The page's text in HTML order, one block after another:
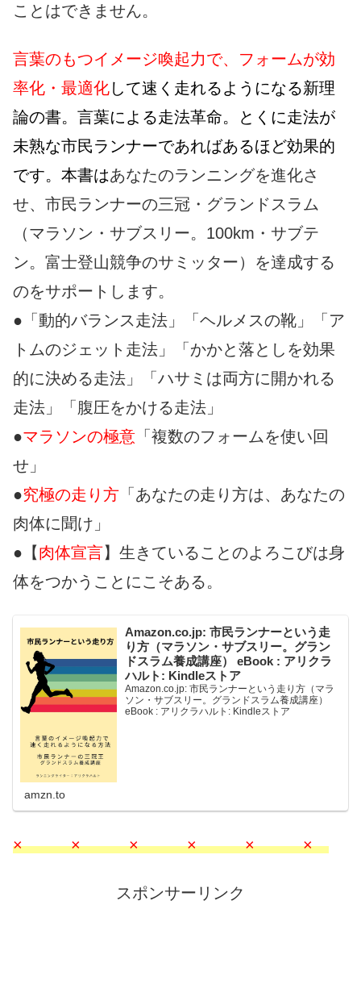
ことはできません。
言葉のもつイメージ喚起力で、フォームが効
率化・最適化して速く走れるようになる新理
論の書。言葉による走法革命。とくに走法が
未熟な市民ランナーであればあるほど効果的
です。本書はあなたのランニングを進化さ
せ、市民ランナーの三冠・グランドスラム
（マラソン・サブスリー。100km・サブテ
ン。富士登山競争のサミッター）を達成する
のをサポートします。
●「動的バランス走法」「ヘルメスの靴」「ア
トムのジェット走法」「かかと落としを効果
的に決める走法」「ハサミは両方に開かれる
走法」「腹圧をかける走法」
●マラソンの極意 「複数のフォームを使い回
せ」
●究極の走り方 「あなたの走り方は、あなたの
肉体に聞け」
●【肉体宣言】生きていることのよろこびは身
体をつかうことにこそある。
Amazon.co.jp: 市民ランナーという走
り方（マラソン・サブスリー。グラン
ドスラム養成講座） eBook : アリクラ
ハルト: Kindleストア
Amazon.co.jp: 市民ランナーという走り方（マラ
ソン・サブスリー。グランドスラム養成講座）
eBook : アリクラハルト: Kindleストア
amzn.to
× × × × × ×
スポンサーリンク